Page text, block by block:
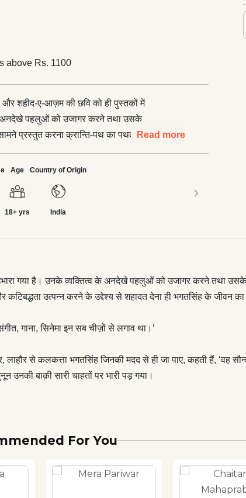
above Rs. 1100
और शहीद-ए-आज़म की छवि को ही पुस्तकों में
अनदेखे पहलुओं को उजागर करने तथा उसके
प्रस्तुत करना क्रान्ति-पथ का पथक
क्रान्तिकारी साथी
थी। उनको साहित्य, संगीत, गाना, सिनेमा
से कलकत्ता भगतसिंह जिनकी मदद से ही
Read more
Age
18+ yrs
Country of Origin
India
›
गया है। उनके व्यक्तित्व के अनदेखे पहलुओं को उजागर करने तथा
उत्पन्न करने के उद्देश्य से शहादत देना ही भगतसिंह के जीवन का
गाना, सिनेमा इन सब चीज़ों से लगाव था।’
से कलकत्ता भगतसिंह जिनकी मदद से ही जा पाए, कहती हैं, ‘वह
बाक़ी सारी चाहतों पर भारी पड़ गया।
For You